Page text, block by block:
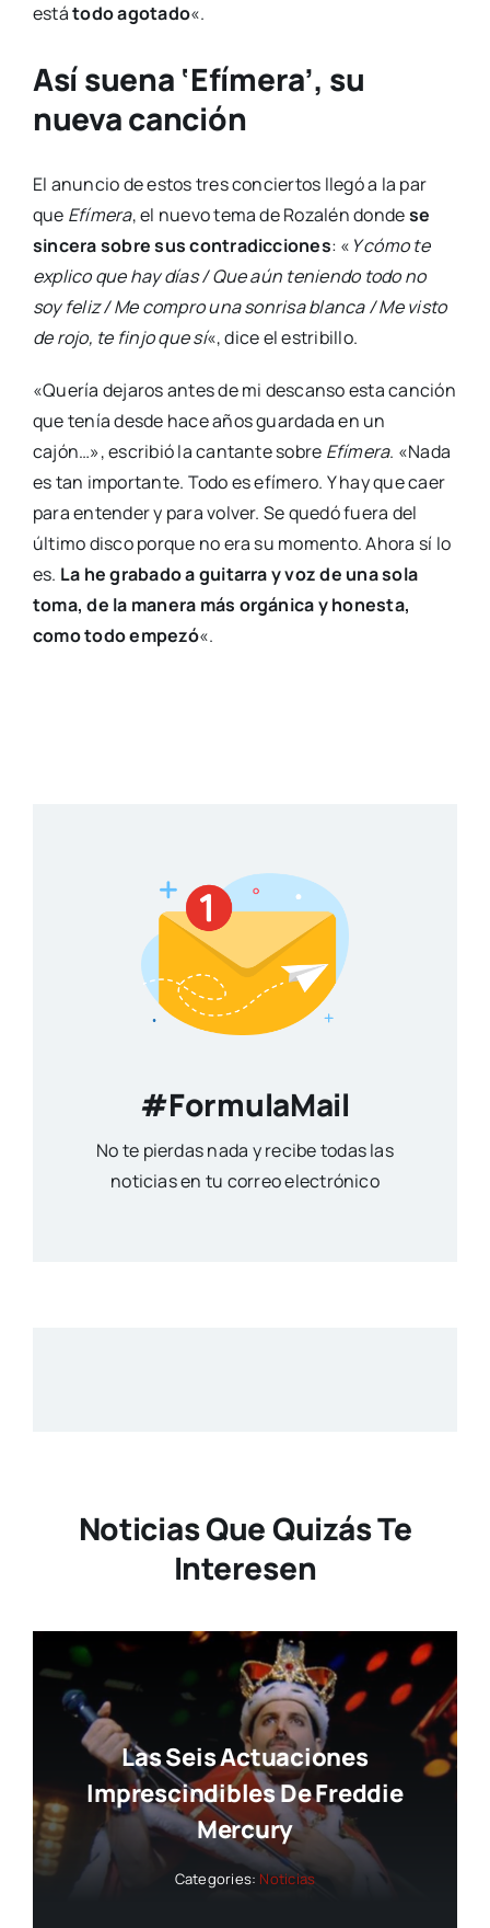
estátodo agotado«.
Así suena ‘Efímera’, su
nueva canción
El anuncio de estos tres conciertos llegó a la par
que Efímera, el nuevo tema de Rozalén dondese
sincera sobre sus contradicciones: « Y cómo te
explico que hay días / Que aún teniendo todo no
soy feliz / Me compro una sonrisa blanca / Me visto
de rojo, te finjo que sí«, dice el estribillo.
«Quería dejaros antes de mi descanso esta canción
que tenía desde hace años guardada en un
cajón…», escribió la cantante sobre Efímera. «Nada
es tan importante. Todo es efímero. Y hay que caer
para entender y para volver. Se quedó fuera del
último disco porque no era su momento. Ahora sí lo
es. La he grabado a guitarra y voz de una sola
toma, de la manera más orgánica y honesta,
como todo empezó«.
#FormulaMail
No te pierdas nada y recibe todas las
noticias en tu correo electrónico
Noticias Que Quizás Te
Interesen
Las Seis Actuaciones
Imprescindibles De Freddie
Mercury
Categories: Noticias